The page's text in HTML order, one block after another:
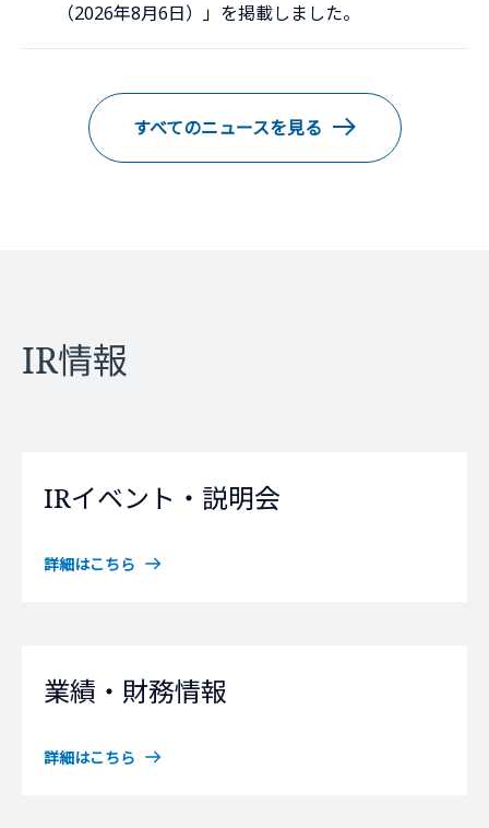
（2026年8月6日）」を掲載しました。
すべてのニュースを見る
IR情報
IRイベント・説明会
詳細はこちら
業績・財務情報
詳細はこちら